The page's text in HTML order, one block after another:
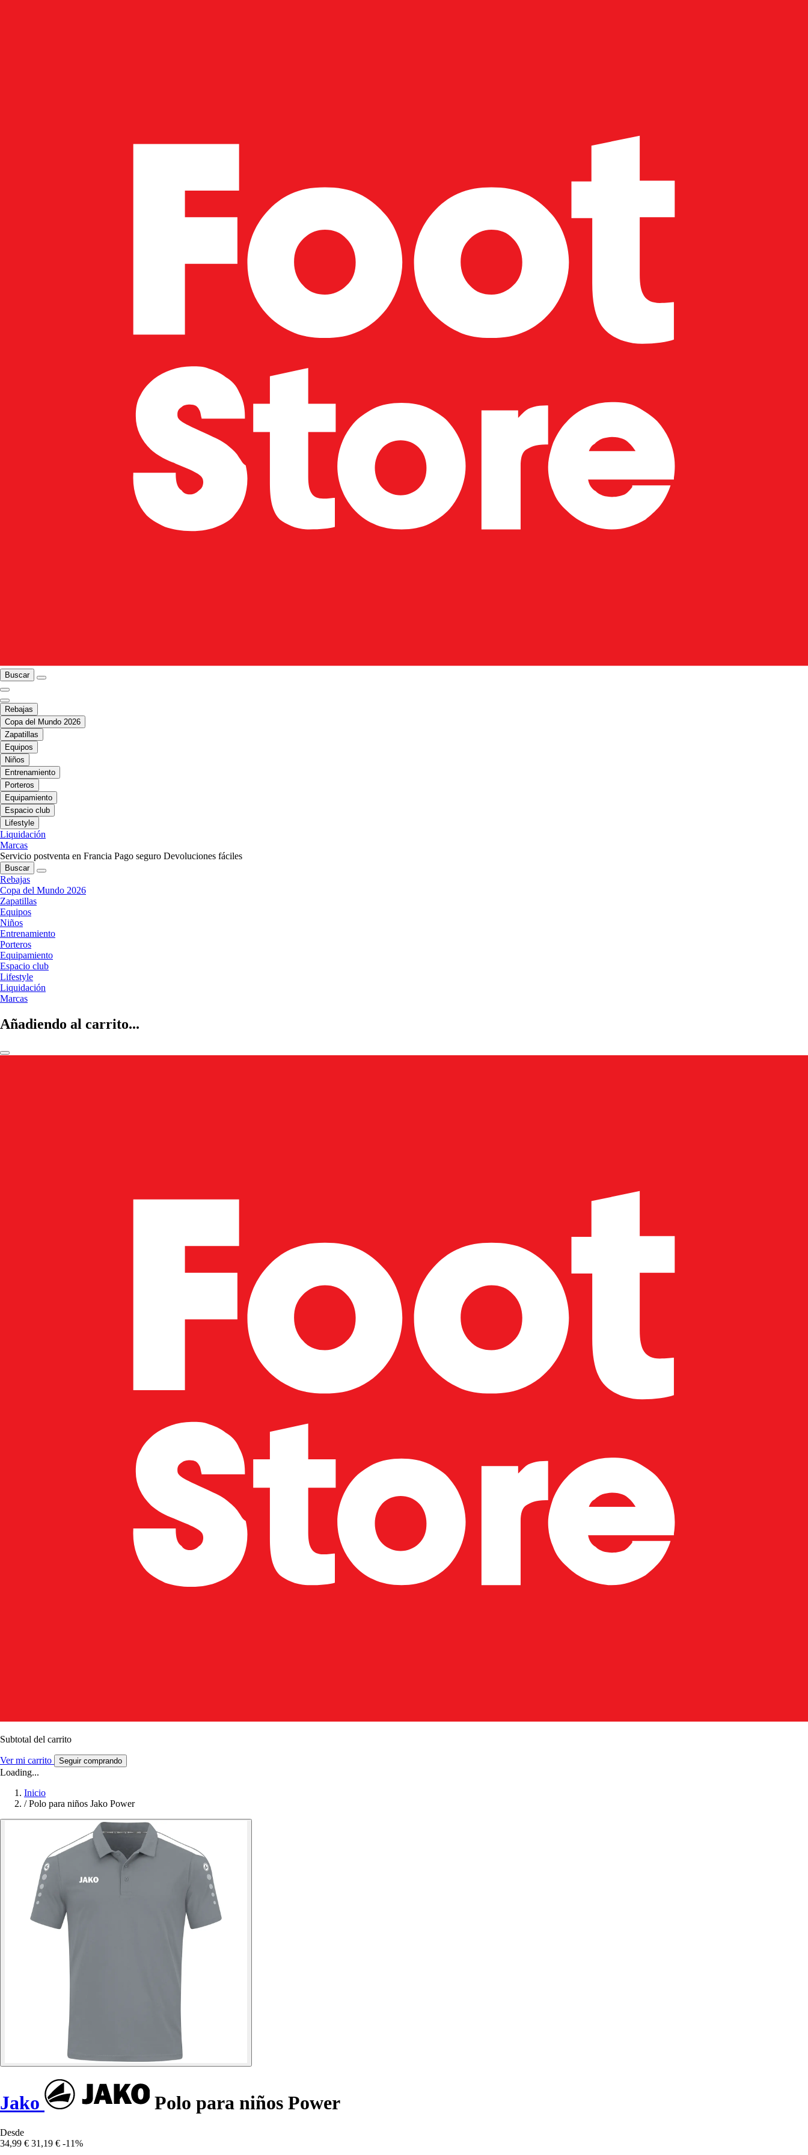
Buscar
Rebajas
Copa del Mundo 2026
Zapatillas
Equipos
Niños
Entrenamiento
Porteros
Equipamiento
Espacio club
Lifestyle
Liquidación
Marcas
Servicio postventa en Francia Pago seguro Devoluciones fáciles
Buscar
Rebajas
Copa del Mundo 2026
Zapatillas
Equipos
Niños
Entrenamiento
Porteros
Equipamiento
Espacio club
Lifestyle
Liquidación
Marcas
Añadiendo al carrito...
Subtotal del carrito
Ver mi carrito Seguir comprando
Loading...
Inicio
/ Polo para niños Jako Power
Jako Polo para niños Power
Desde
34,99 € 31,19 € -11%